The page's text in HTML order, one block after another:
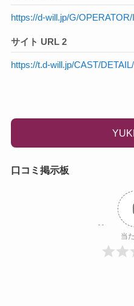
https://d-will.jp/G/
サイト URL 2
https://t.d-will.jp/CAST/
口コミ掲示板
当